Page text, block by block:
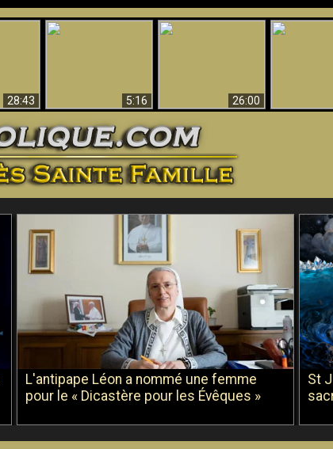
28:43
5:16
26:00
L'antipape Léon a nommé une femme
pour le « Dicastère pour les Évêques »
St